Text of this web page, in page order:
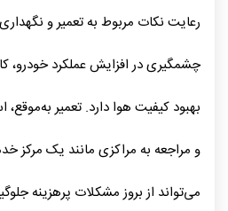
رعایت نکات مربوط به تعمیر و
چشمگیری در افزایش عملکرد
بهبود کیفیت هوا دارد. تعمیر به‌موقع،
و مراجعه به مراکزی مانند یک مرکز
می‌تواند از بروز مشکلات پرهزینه